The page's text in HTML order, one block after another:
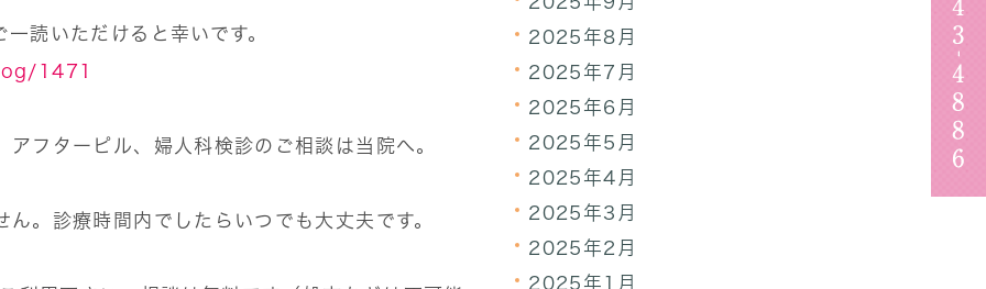
読いただけると幸いです。
1471
フターピル、婦人科検診のご相談は当院へ。
。診療時間内でしたらいつでも大丈夫です。
2025年8月
2025年7月
2025年6月
2025年5月
2025年4月
2025年3月
2025年2月
2025年1月